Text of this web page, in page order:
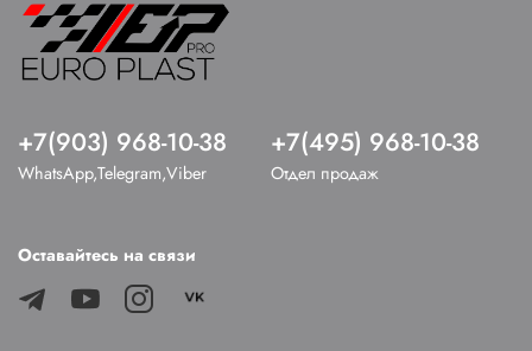
+7(903) 968-10-38
WhatsApp,Telegram,Viber
+7(495) 968-10-38
Отдел продаж
Оставайтесь на связи